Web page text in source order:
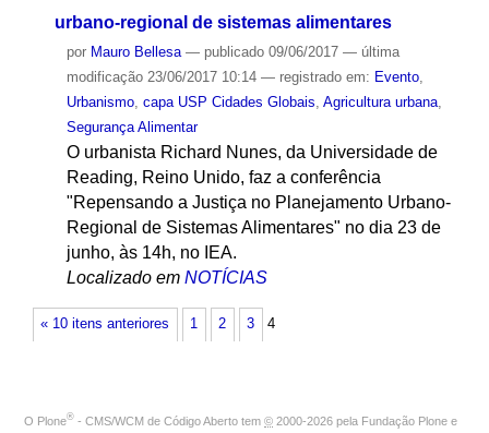
urbano-regional de sistemas alimentares
por Mauro Bellesa — publicado09/06/2017 — última
modificação23/06/2017 10:14 — registrado em: Evento,
Urbanismo, capa USP Cidades Globais, Agricultura urbana,
Segurança Alimentar
O urbanista Richard Nunes, da Universidade de
Reading, Reino Unido, faz a conferência
"Repensando a Justiça no Planejamento Urbano-
Regional de Sistemas Alimentares" no dia 23 de
junho, às 14h, no IEA.
Localizado em NOTÍCIAS
« 10 itens anteriores 1 2 3 4
O Plone® - CMS/WCM de Código Aberto tem © 2000-2026 pela Fundação Plone e